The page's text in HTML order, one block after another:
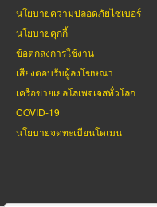
นโยบายความปลอดภัยไซเบอร์
นโยบายคุกกี้
ข้อตกลงการใช้งาน
เสียงตอบรับผู้ลงโฆษณา
เครือข่ายเยลโล่เพจเจสทั่วโลก
COVID-19
นโยบายจดทะเบียนโดเมน